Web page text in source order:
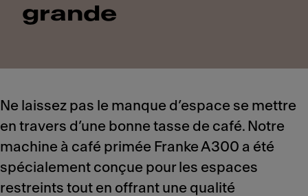
grande
Ne laissez pas le manque d’espace se mettre
en travers d’une bonne tasse de café. Notre
machine à café primée Franke A300 a été
spécialement conçue pour les espaces
restreints tout en offrant une qualité